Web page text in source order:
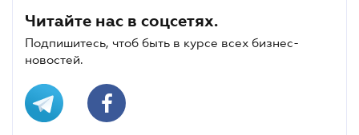
Читайте нас в соцсетях.
Подпишитесь, чтоб быть в курсе всех бизнес-
новостей.